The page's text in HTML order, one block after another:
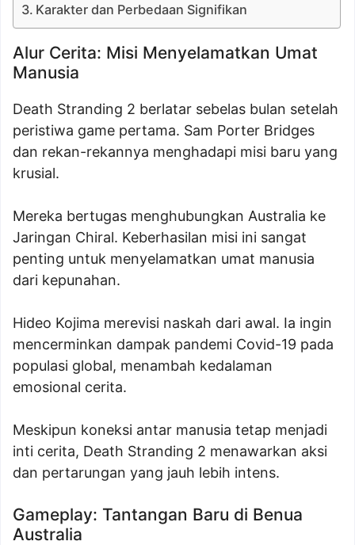
Karakter dan Perbedaan Signifikan
Alur Cerita: Misi Menyelamatkan Umat
Manusia
Death Stranding 2 berlatar sebelas bulan setelah
peristiwa game pertama. Sam Porter Bridges
dan rekan-rekannya menghadapi misi baru yang
krusial.
Mereka bertugas menghubungkan Australia ke
Jaringan Chiral. Keberhasilan misi ini sangat
penting untuk menyelamatkan umat manusia
dari kepunahan.
Hideo Kojima merevisi naskah dari awal. Ia ingin
mencerminkan dampak pandemi Covid-19 pada
populasi global, menambah kedalaman
emosional cerita.
Meskipun koneksi antar manusia tetap menjadi
inti cerita, Death Stranding 2 menawarkan aksi
dan pertarungan yang jauh lebih intens.
Gameplay: Tantangan Baru di Benua
Australia